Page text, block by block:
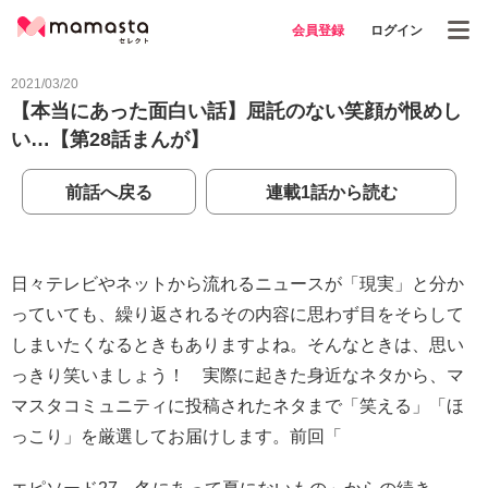
会員登録 ログイン
2021/03/20
【本当にあった面白い話】屈託のない笑顔が恨めし
い…【第28話まんが】
前話へ戻る 連載1話から読む
日々テレビやネットから流れるニュースが「現実」と分か
っていても、繰り返されるその内容に思わず目をそらして
しまいたくなるときもありますよね。そんなときは、思い
っきり笑いましょう！ 実際に起きた身近なネタから、マ
マスタコミュニティに投稿されたネタまで「笑える」「ほ
っこり」を厳選してお届けします。前回「